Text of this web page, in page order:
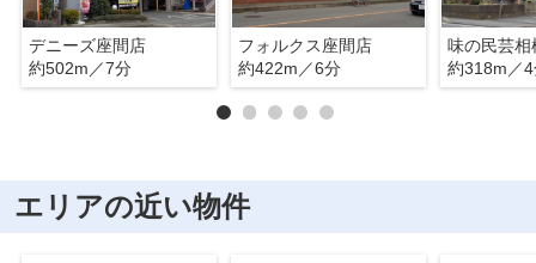
デニーズ座間店
約502m／7分
フォルクス座間店
約422m／6分
味の民芸相
約318m／
エリアの近い物件